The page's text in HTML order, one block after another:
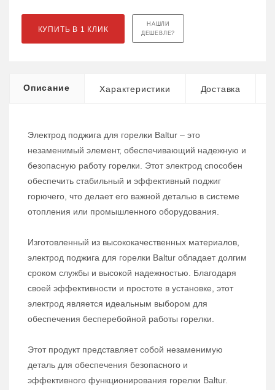
КУПИТЬ В 1 КЛИК
НАШЛИ
ДЕШЕВЛЕ?
Описание Характеристики Доставка
Электрод поджига для горелки Baltur – это
незаменимый элемент, обеспечивающий надежную и
безопасную работу горелки. Этот электрод способен
обеспечить стабильный и эффективный поджиг
горючего, что делает его важной деталью в системе
отопления или промышленного оборудования.
Изготовленный из высококачественных материалов,
электрод поджига для горелки Baltur обладает долгим
сроком службы и высокой надежностью. Благодаря
своей эффективности и простоте в установке, этот
электрод является идеальным выбором для
обеспечения бесперебойной работы горелки.
Этот продукт представляет собой незаменимую
деталь для обеспечения безопасного и
эффективного функционирования горелки Baltur.